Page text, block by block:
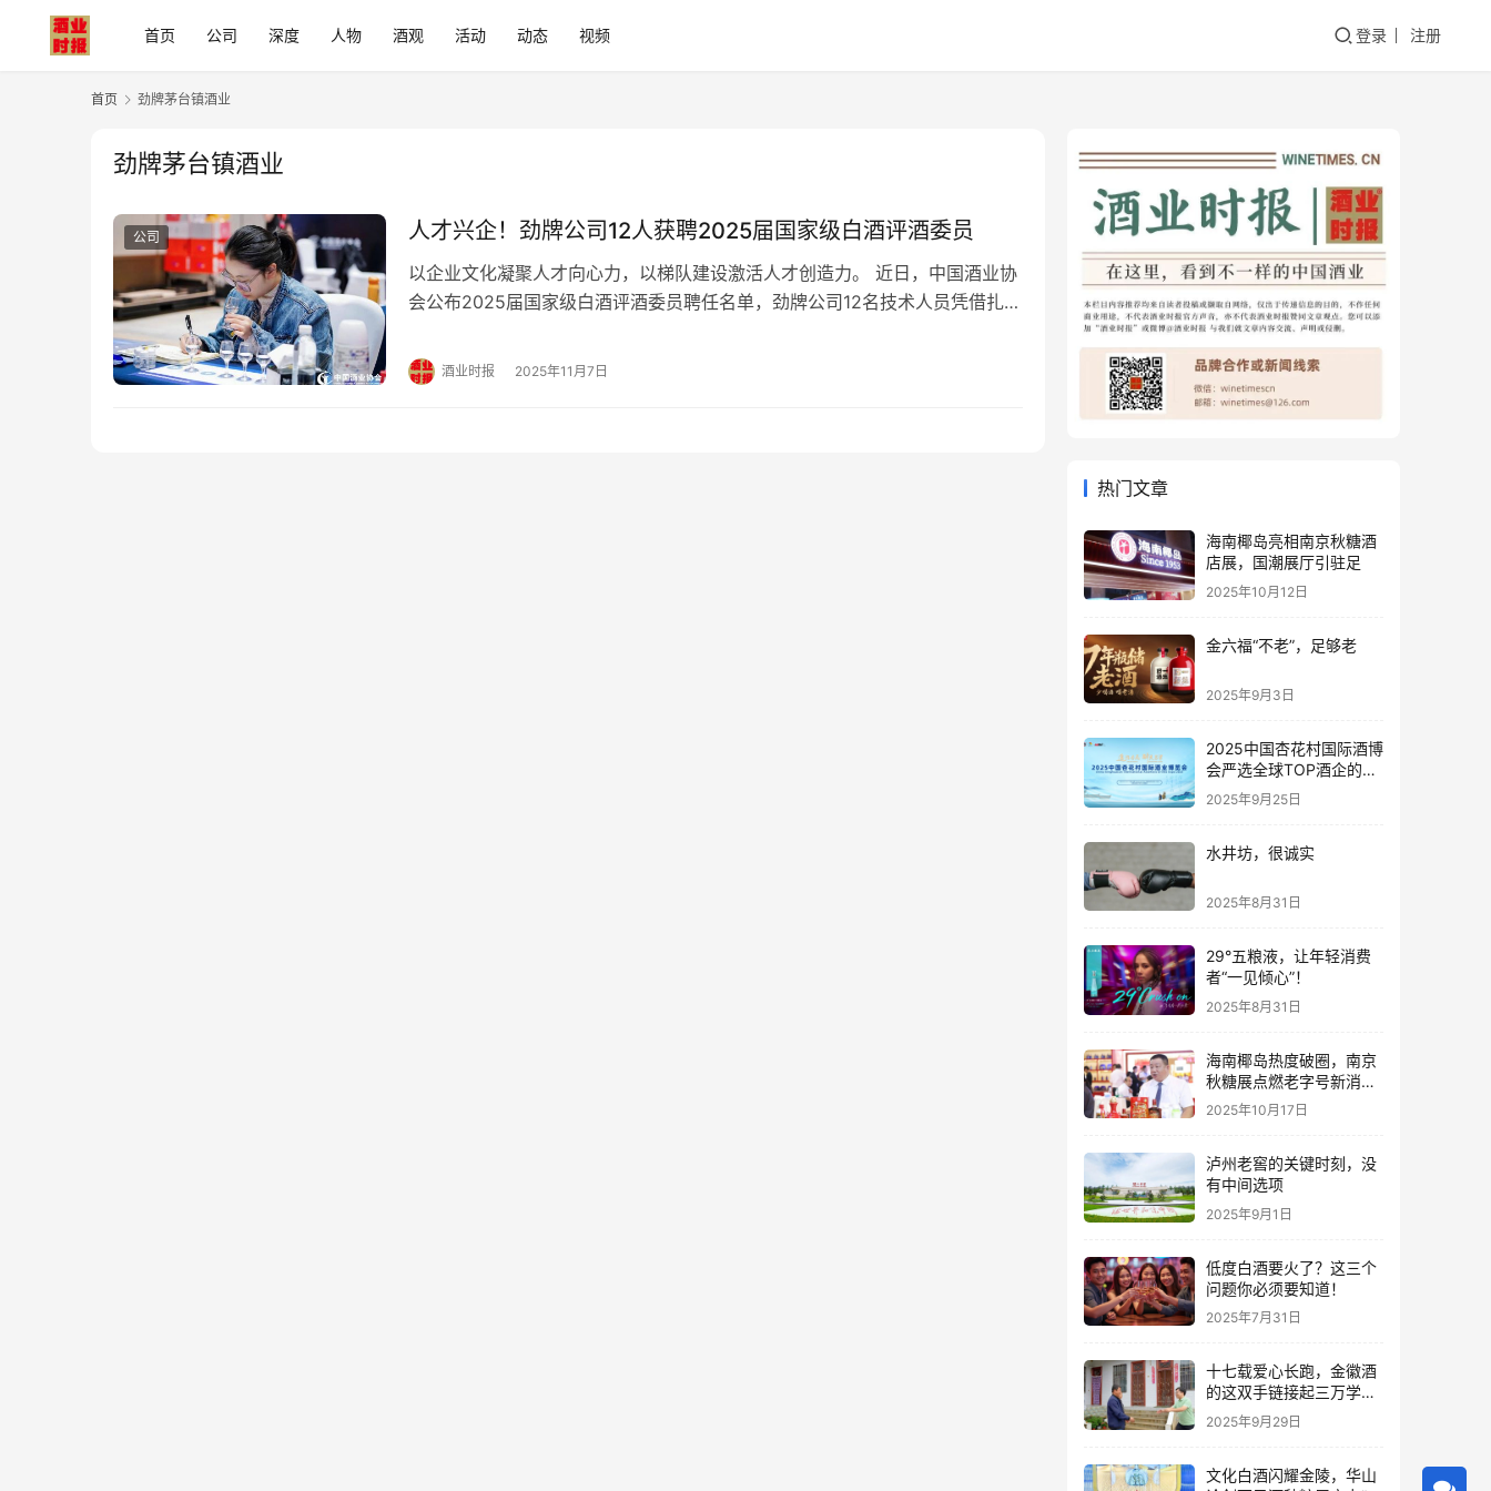
首页 公司 深度 人物 酒观 活动 动态 视频 登录 注册
首页 劲牌茅台镇酒业
劲牌茅台镇酒业
公司 人才兴企！劲牌公司12人获聘2025届国家级白酒评酒委员
以企业文化凝聚人才向心力，以梯队建设激活人才创造力。 近日，中国酒业协
会公布2025届国家级白酒评酒委员聘任名单，劲牌公司12名技术人员凭借扎实
与人才培养的雄厚实力。 01 十二才俊脱颖而出，技术团队彰显“硬核”实力 在
第五届全国白酒品酒职业技能竞赛决赛中，来自劲牌研究院林韡、祝成、孙婷
酒业时报 2025年11月7日
热门文章
海南椰岛亮相南京秋糖酒
店展，国潮展厅引驻足
2025年10月12日
金六福“不老”，足够老
2025年9月3日
2025中国杏花村国际酒博
会严选全球TOP酒企的底
气何在？
2025年9月25日
水井坊，很诚实
2025年8月31日
29°五粮液，让年轻消费
者“一见倾心”！
2025年8月31日
海南椰岛热度破圈，南京
秋糖展点燃老字号新消费
热潮
2025年10月17日
泸州老窖的关键时刻，没
有中间选项
2025年9月1日
低度白酒要火了？这三个
问题你必须要知道！
2025年7月31日
十七载爱心长跑，金徽酒
的这双手链接起三万学子
的人生路
2025年9月29日
文化白酒闪耀金陵，华山